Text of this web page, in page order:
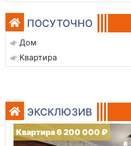
ПОСУТОЧНО
Дом
Квартира
ЭКСКЛЮЗИВ
Квартира 6 200 000 ₽